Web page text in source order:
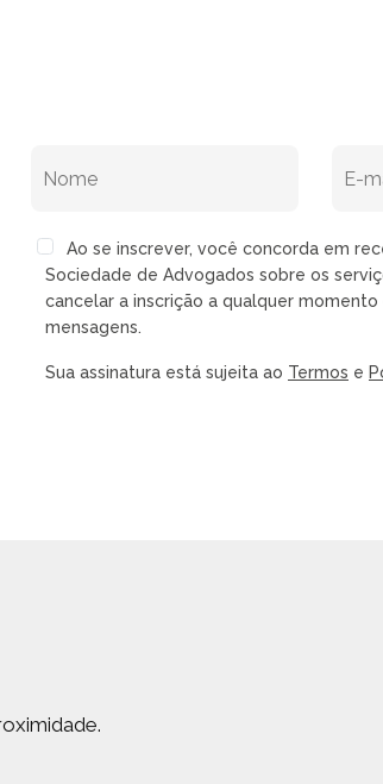
Ao se inscrever, você concorda em
Sociedade de Advogados sobre os
cancelar a inscrição a qualquer
mensagens.
Sua assinatura está sujeita ao Termos e